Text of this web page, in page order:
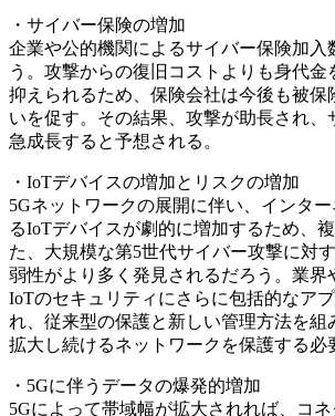
・サイバー保険の増加
企業や公的機関によるサイバー保険加入
う。攻撃からの復旧コストよりも身代金
抑えられるため、保険会社は今後も被保
いを促す。その結果、攻撃が助長され、
急成長すると予想される。
・IoTデバイスの増加とリスクの増加
5Gネットワークの展開に伴い、インタ
るIoTデバイスが劇的に増加するため、
た、大規模な第5世代サイバー攻撃に対
弱性がより多く発見されるだろう。業界
IoTのセキュリティにさらに包括的なア
れ、従来型の保護と新しい管理方法を組
拡大し続けるネットワークを保護する必
・5Gに伴うデータの爆発的増加
5Gによって帯域幅が拡大されれば、コ